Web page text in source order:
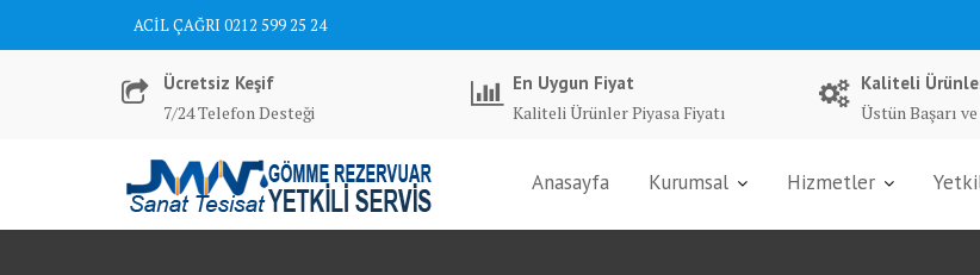
ACİL ÇAĞRI 0212 599 25 24
Ücretsiz Keşif
7/24 Telefon Desteği
En Uygun Fiyat
Kaliteli Ürünler Piyasa Fiyatı
Kaliteli
Üstün Başarı
Anasayfa Kurumsal Hizmetler